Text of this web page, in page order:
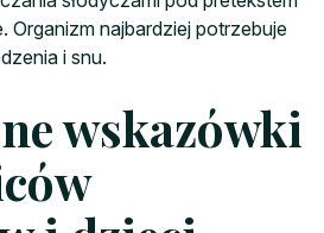
Organizm najbardziej potrzebuje
i snu.
wskazówki